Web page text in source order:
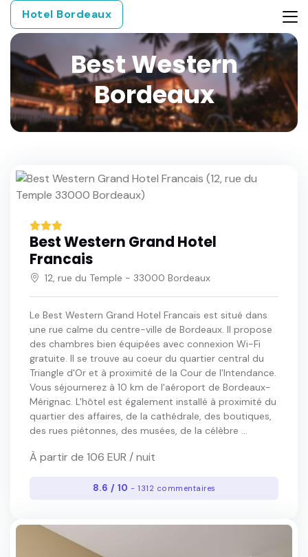
Hotel Bordeaux
Best Western
Bordeaux
Best Western Grand Hotel
Francais
12, rue du Temple - 33000 Bordeaux
Le Best Western Grand Hotel Francais est situé dans
une rue calme du centre-ville de Bordeaux. Il propose
des chambres bien équipées avec connexion Wi-Fi
gratuite. Il se trouve au coeur du quartier central du
Triangle d'Or et à proximité de la Cour de l'Intendance.
Vous séjournerez à 10 km de l'aéroport de Bordeaux-
Mérignac. L'hôtel est également installé à proximité du
quartier des affaires, de la cathédrale, des boutiques,
des rues piétonnes, des musées, de la célèbre ...
À partir de 106 EUR / nuit
8.6 / 10 - 1312 commentaires